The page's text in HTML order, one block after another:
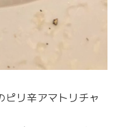
ピリ辛アマトリチャ